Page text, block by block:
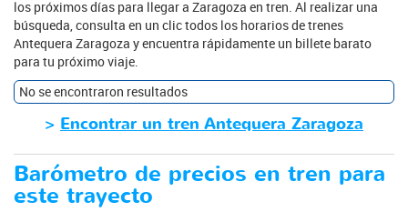
los próximos días para llegar a Zaragoza en tren. Al realizar una
búsqueda, consulta en un clic todos los horarios de trenes
Antequera Zaragoza y encuentra rápidamente un billete barato
para tu próximo viaje.
No se encontraron resultados
> Encontrar un tren Antequera Zaragoza
Barómetro de precios en tren para
este trayecto